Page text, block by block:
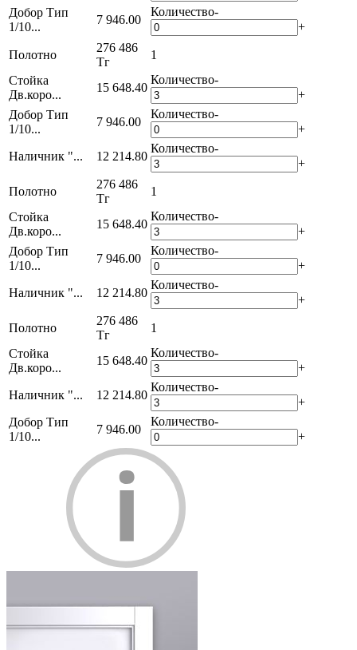
Добор Тип
1/10...
7 946.00
Количество-
+
Полотно
276 486
Тг
1
Стойка
Дв.коро...
15 648.40
Количество-
+
Добор Тип
1/10...
7 946.00
Количество-
+
Наличник "...
12 214.80
Количество-
+
Полотно
276 486
Тг
1
Стойка
Дв.коро...
15 648.40
Количество-
+
Добор Тип
1/10...
7 946.00
Количество-
+
Наличник "...
12 214.80
Количество-
+
Полотно
276 486
Тг
1
Стойка
Дв.коро...
15 648.40
Количество-
+
Наличник "...
12 214.80
Количество-
+
Добор Тип
1/10...
7 946.00
Количество-
+